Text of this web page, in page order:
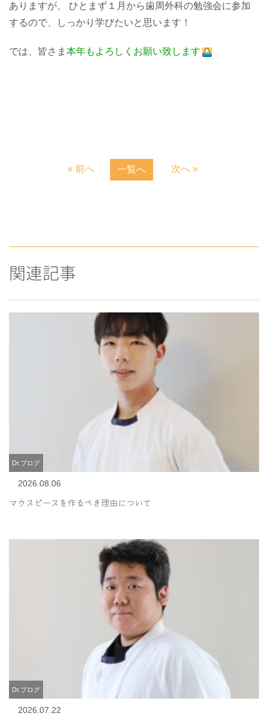
ありますが、 ひとまず１月から歯周外科の勉強会に参加
するので、しっかり学びたいと思います！
では、皆さま 本年もよろしくお願い致します
« 前へ 一覧へ 次へ »
関連記事
Dr.ブログ
2026.08.06
マウスピースを作るべき理由について
Dr.ブログ
2026.07.22